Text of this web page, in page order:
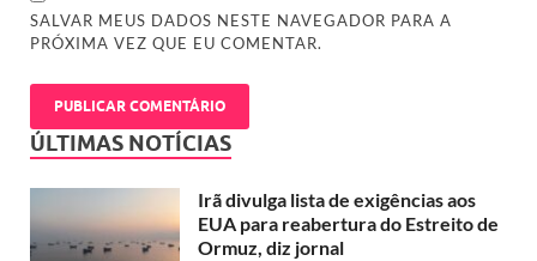
SALVAR MEUS DADOS NESTE NAVEGADOR PARA A
PRÓXIMA VEZ QUE EU COMENTAR.
ÚLTIMAS NOTÍCIAS
Irã divulga lista de exigências aos
EUA para reabertura do Estreito de
Ormuz, diz jornal